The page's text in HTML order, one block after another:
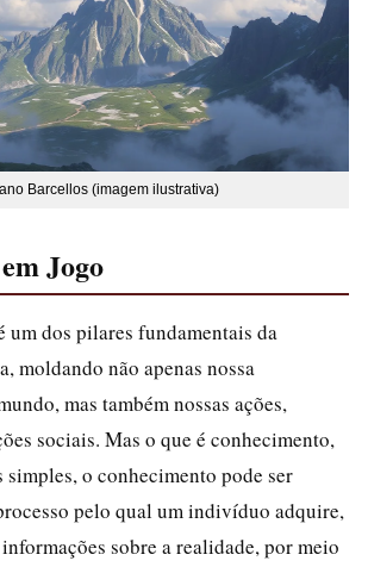
Barcellos (imagem ilustrativa)
Jogo
um dos pilares fundamentais da
moldando não apenas nossa
mas também nossas ações,
sociais. Mas o que é conhecimento,
simples, o conhecimento pode ser
pelo qual um indivíduo adquire,
sobre a realidade, por meio